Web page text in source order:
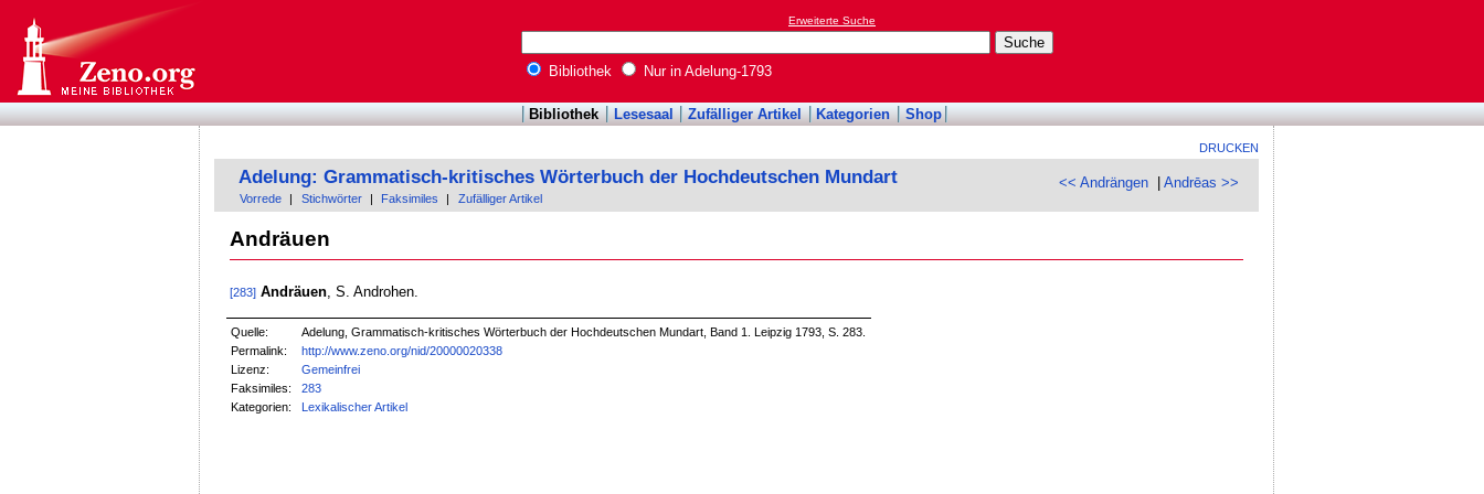
Erweiterte Suche
Bibliothek Nur in Adelung-1793
Bibliothek Lesesaal Zufälliger Artikel Kategorien Shop
DRUCKEN
<< Andrängen |Andrēas >>
Adelung: Grammatisch-kritisches Wörterbuch der Hochdeutschen Mundart
Vorrede Stichwörter Faksimiles Zufälliger Artikel
Andräuen
[283] Andräuen, S. Androhen.
Quelle:
Adelung, Grammatisch-kritisches Wörterbuch der Hochdeutschen Mundart, Band 1. Leipzig 1793, S. 283.
Permalink:
http://www.zeno.org/nid/20000020338
Lizenz:
Gemeinfrei
Faksimiles:
283
Kategorien:
Lexikalischer Artikel